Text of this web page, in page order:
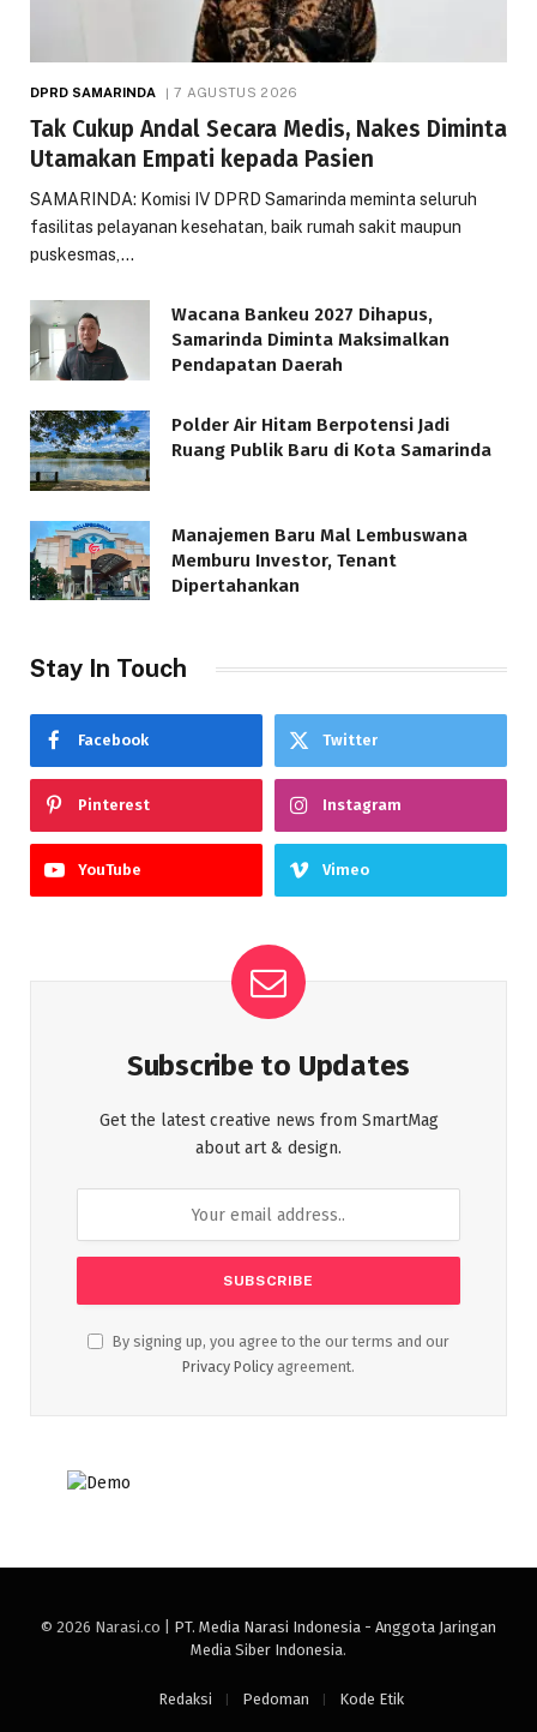
DPRD SAMARINDA 7 AGUSTUS 2026
Tak Cukup Andal Secara Medis, Nakes Diminta
Utamakan Empati kepada Pasien
SAMARINDA: Komisi IV DPRD Samarinda meminta seluruh
fasilitas pelayanan kesehatan, baik rumah sakit maupun
puskesmas,…
Wacana Bankeu 2027 Dihapus,
Samarinda Diminta Maksimalkan
Pendapatan Daerah
Polder Air Hitam Berpotensi Jadi
Ruang Publik Baru di Kota Samarinda
Manajemen Baru Mal Lembuswana
Memburu Investor, Tenant
Dipertahankan
Stay In Touch
Facebook Twitter
Pinterest Instagram
YouTube Vimeo
Subscribe to Updates
Get the latest creative news from SmartMag
about art & design.
By signing up, you agree to the our terms and our
Privacy Policy agreement.
© 2026 Narasi.co | PT. Media Narasi Indonesia - Anggota Jaringan
Media Siber Indonesia.
Redaksi Pedoman Kode Etik